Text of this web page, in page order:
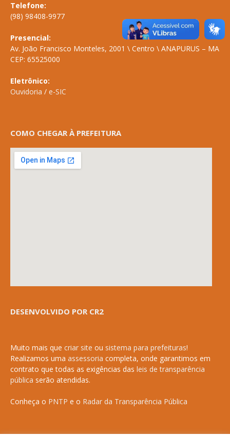
Telefone:
(98) 98408-9977
Presencial:
Av. João Francisco Monteles, 2001 \ Centro \ ANAPURUS – MA
CEP: 65525000
Eletrônico:
Ouvidoria / e-SIC
COMO CHEGAR À PREFEITURA
DESENVOLVIDO POR CR2
Muito mais que criar site ou sistema para prefeituras!
Realizamos uma assessoria completa, onde garantimos em
contrato que todas as exigências das leis de transparência
pública serão atendidas.
Conheça o PNTP e o Radar da Transparência Pública